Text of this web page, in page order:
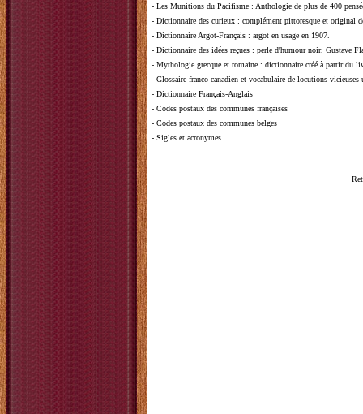
- Les Munitions du Pacifisme : Anthologie de plus de 400
- Dictionnaire des curieux : complément pittoresque et original
- Dictionnaire Argot-Français : argot en usage en 1907.
- Dictionnaire des idées reçues : perle d'humour noir, Gustave
- Mythologie grecque et romaine : dictionnaire créé à partir du
- Glossaire franco-canadien et vocabulaire de locutions vicieuses
- Dictionnaire Français-Anglais
- Codes postaux des communes françaises
- Codes postaux des communes belges
- Sigles et acronymes